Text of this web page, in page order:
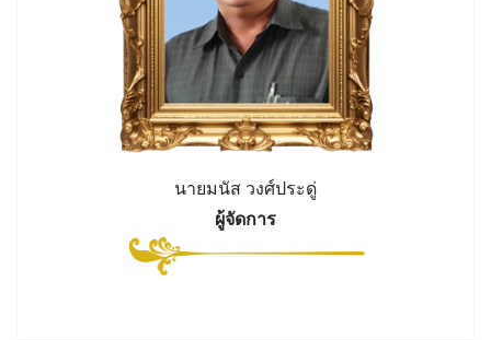
นายมนัส วงศ์ประดู่
ผู้จัดการ